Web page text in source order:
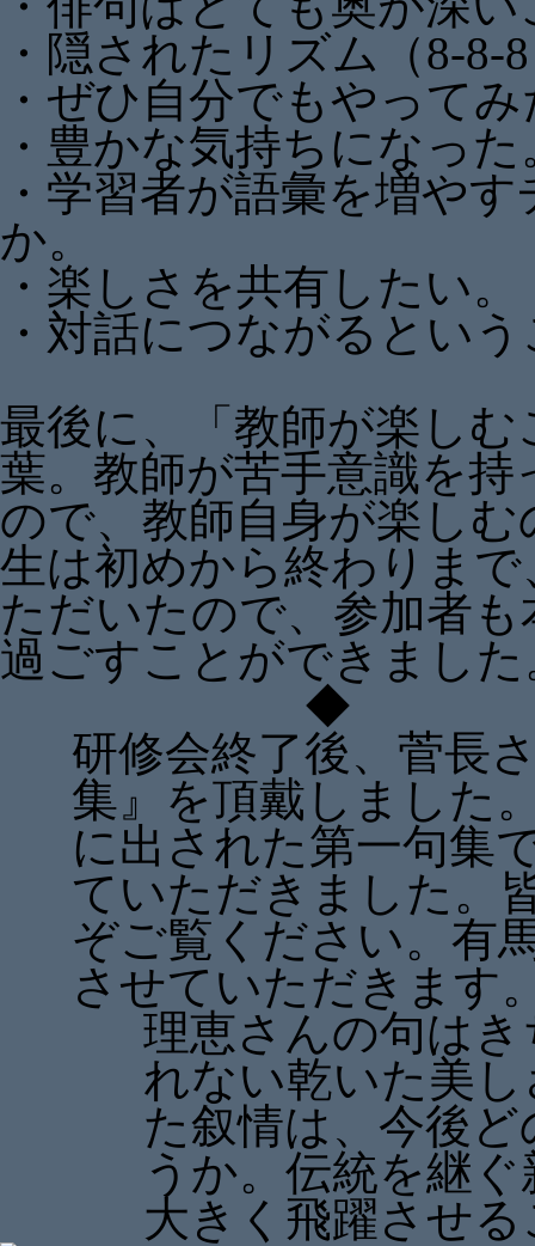
・隠されたリズム（8-8-
・ぜひ自分でもやって
・豊かな気持ちになった
・学習者が語彙を増や
か。
・楽しさを共有したい。
・対話につながるとい
最後に、「教師が楽し
葉。教師が苦手意識を
ので、教師自身が楽し
生は初めから終わりま
ただいたので、参加者
過ごすことができました
◆
研修会終了後、菅長
集』を頂戴しました
に出された第一句集
ていただきました。
ぞご覧ください。有
させていただきます
理恵さんの句は
れない乾いた美
た叙情は、今後
うか。伝統を継
大きく飛躍させ